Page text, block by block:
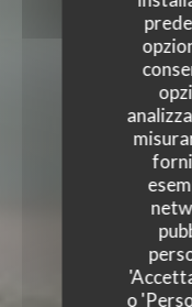
o
TERRA